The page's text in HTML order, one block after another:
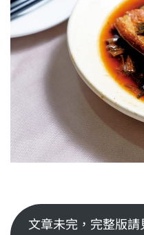
文章未完，完整版